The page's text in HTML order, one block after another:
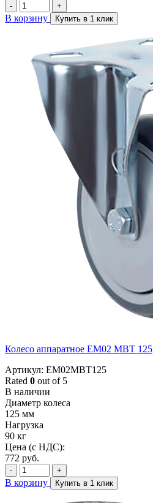
- +
В корзину Купить в 1 клик
Колесо аппаратное EM02 MBT 125
Артикул: EM02MBT125
Rated 0 out of 5
В наличии
Диаметр колеса
125 мм
Нагрузка
90 кг
Цена (с НДС):
772 руб.
- +
В корзину Купить в 1 клик